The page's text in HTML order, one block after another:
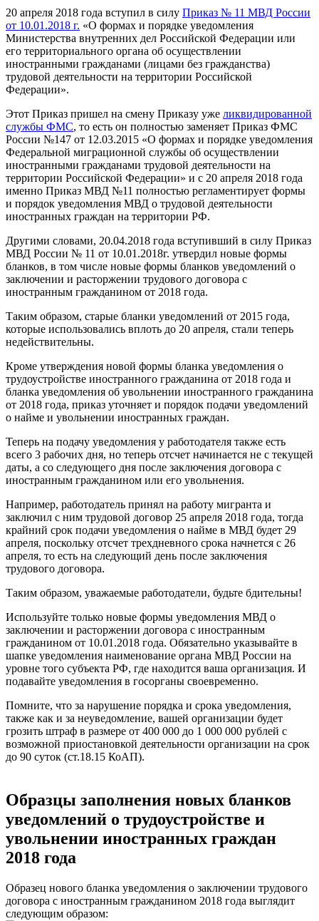
20 апреля 2018 года вступил в силу Приказ № 11 МВД России
от 10.01.2018 г. «О формах и порядке уведомления
Министерства внутренних дел Российской Федерации или
его территориального органа об осуществлении
иностранными гражданами (лицами без гражданства)
трудовой деятельности на территории Российской
Федерации».
Этот Приказ пришел на смену Приказу уже ликвидированной
службы ФМС, то есть он полностью заменяет Приказ ФМС
России №147 от 12.03.2015 «О формах и порядке уведомления
Федеральной миграционной службы об осуществлении
иностранными гражданами трудовой деятельности на
территории Российской Федерации» и с 20 апреля 2018 года
именно Приказ МВД №11 полностью регламентирует формы
и порядок уведомления МВД о трудовой деятельности
иностранных граждан на территории РФ.
Другими словами, 20.04.2018 года вступивший в силу Приказ
МВД России № 11 от 10.01.2018г. утвердил новые формы
бланков, в том числе новые формы бланков уведомлений о
заключении и расторжении трудового договора с
иностранным гражданином от 2018 года.
Таким образом, старые бланки уведомлений от 2015 года,
которые использовались вплоть до 20 апреля, стали теперь
недействительны.
Кроме утверждения новой формы бланка уведомления о
трудоустройстве иностранного гражданина от 2018 года и
бланка уведомления об увольнении иностранного гражданина
от 2018 года, приказ уточняет и порядок подачи уведомлений
о найме и увольнении иностранных граждан.
Теперь на подачу уведомления у работодателя также есть
всего 3 рабочих дня, но теперь отсчет начинается не с текущей
даты, а со следующего дня после заключения договора с
иностранным гражданином или его увольнения.
Например, работодатель принял на работу мигранта и
заключил с ним трудовой договор 25 апреля 2018 года, тогда
крайний срок подачи уведомления о найме в МВД будет 29
апреля, поскольку отсчет трехдневного срока начнется с 26
апреля, то есть на следующий день после заключения
трудового договора.
Таким образом, уважаемые работодатели, будьте бдительны!
Используйте только новые формы уведомления МВД о
заключении и расторжении договора с иностранным
гражданином от 10.01.2018 года. Обязательно указывайте в
шапке уведомления наименование органа МВД России на
уровне того субъекта РФ, где находится ваша организация. И
подавайте уведомления в госорганы своевременно.
Помните, что за нарушение порядка и срока уведомления,
также как и за неуведомление, вашей организации будет
грозить штраф в размере от 400 000 до 1 000 000 рублей с
возможной приостановкой деятельности организации на срок
до 90 суток (ст.18.15 КоАП).
Образцы заполнения новых бланков
уведомлений о трудоустройстве и
увольнении иностранных граждан
2018 года
Образец нового бланка уведомления о заключении трудового
договора с иностранным гражданином 2018 года выглядит
следующим образом: